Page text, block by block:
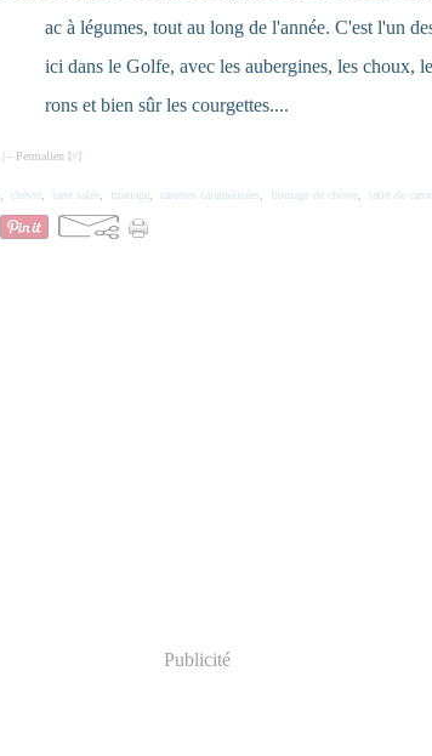
ac à légumes, tout au long de l'année. C'est l'un
ici dans le Golfe, avec les aubergines, les choux,
rons et bien sûr les courgettes....
] - Permalien [#]
chèvre tarte salée fromage carottes caramélisées fromage de chèvre tatin de
Publicité